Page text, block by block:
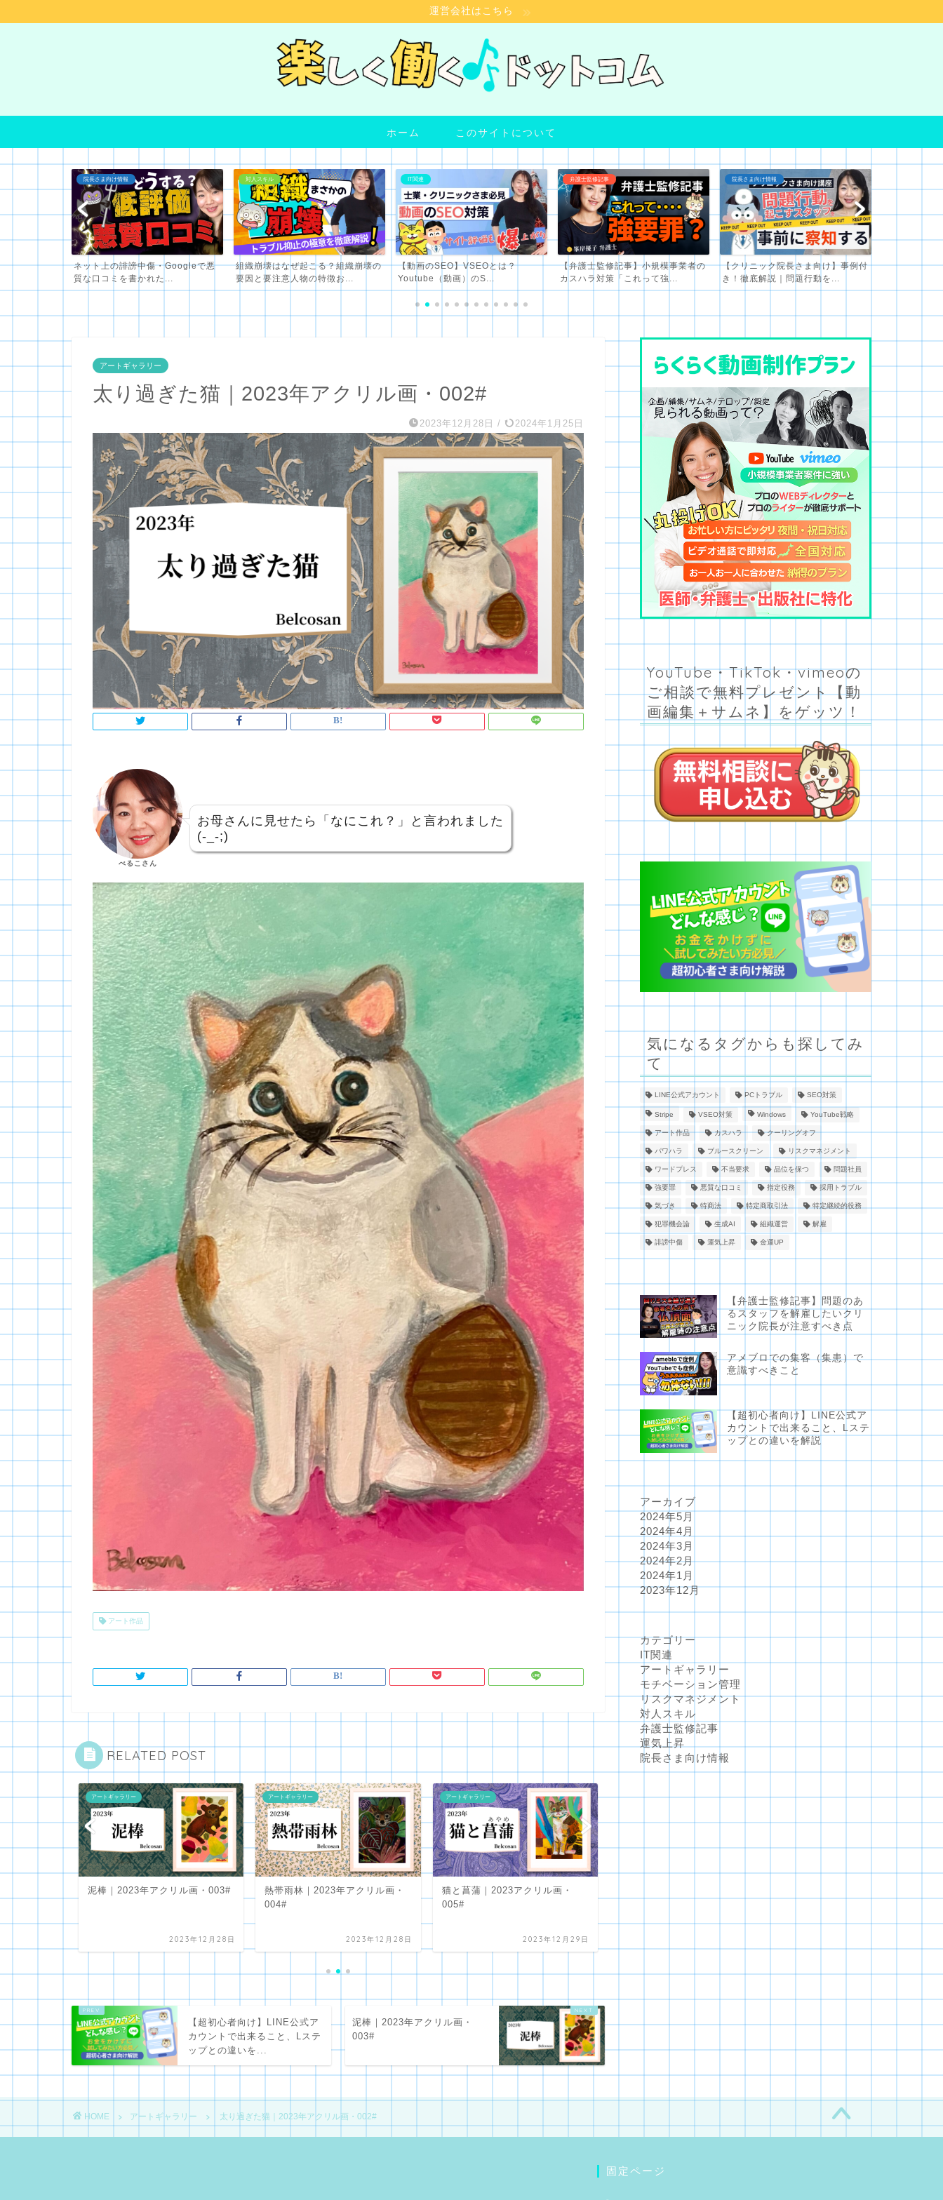
運営会社はこちら
ホーム このサイトについて
Googleで悪
対人スキル
組織崩壊はなぜ起こる？組織崩壊の
要因と要注意人物の特徴お...
IT関連
【動画のSEO】VSEOとは？
Youtube（動画）のS...
弁護士監修記事
【弁護士監修記事】小規模事業者の
カスハラ対策「これって強...
院長さま向け情報
【クリニック院長さま向け】事例付
き！徹底解説｜問題行動を...
対人スキル
採用してはいけない人の見極め方｜
面接時に注意すべき４つの...
クリニックス
アートギャラリー
太り過ぎた猫｜2023年アクリル画・002#
2023年12月28日 / 2024年1月25日
べるこさん
お母さんに見せたら「なにこれ？」と言われました
(-_-;)
アート作品
RELATED POST
アートギャラリー
泥棒｜2023年アクリル画・003#
2023年12月28日
アートギャラリー
熱帯雨林｜2023年アクリル画・
004#
2023年12月28日
アートギャラリー
猫と菖蒲｜2023アクリル画・
005#
2023年12月29日
アートギャラリー アートギャラリー
【超初心者向け】LINE公式ア
カウントで出来ること、Lステ
ップとの違いを...
泥棒｜2023年アクリル画・
003#
YouTube・TikTok・vimeoの
ご相談で無料プレゼント【動
画編集＋サムネ】をゲッツ！
気になるタグからも探してみ
て
LINE公式アカウント PCトラブル SEO対策
Stripe VSEO対策 Windows YouTube戦略
アート作品 カスハラ クーリングオフ
パワハラ ブルースクリーン リスクマネジメント
ワードプレス 不当要求 品位を保つ 問題社員
強要罪 悪質な口コミ 指定役務 採用トラブル
気づき 特商法 特定商取引法 特定継続的役務
犯罪機会論 生成AI 組織運営 解雇
誹謗中傷 運気上昇 金運UP
【弁護士監修記事】問題のあ
るスタッフを解雇したいクリ
ニック院長が注意すべき点
アメブロでの集客（集患）で
意識すべきこと
【超初心者向け】LINE公式ア
カウントで出来ること、Lステ
ップとの違いを解説
アーカイブ
2024年5月
2024年4月
2024年3月
2024年2月
2024年1月
2023年12月
カテゴリー
IT関連
アートギャラリー
モチベーション管理
リスクマネジメント
対人スキル
弁護士監修記事
運気上昇
院長さま向け情報
HOME アートギャラリー 太り過ぎた猫｜2023年アクリル画・002#
固定ページ